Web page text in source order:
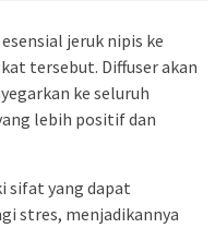
jeruk nipis ke
tersebut. Diffuser akan
ke seluruh
lebih positif dan
sifat yang dapat
stres, menjadikannya